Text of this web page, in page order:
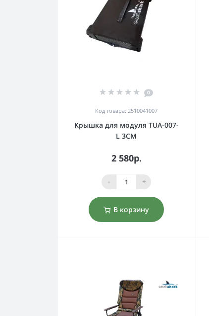
0
Код товара: 2510041007
Крышка для модуля TUA-007-
L 3CM
2 580р.
- +
В корзину